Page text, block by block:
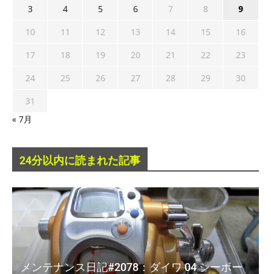
3
4 5 6 7 8
9
10
11 12 13 14 15
16
17
18 19 20 21 22
23
24
25 26 27 28 29
30
31
« 7月
24分以内に読まれた記事
メンテナンス日記#2078：ダイワ 04 シーボー